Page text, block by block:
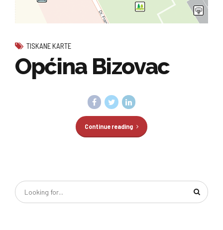
TISKANE KARTE
Općina Bizovac
Continue reading